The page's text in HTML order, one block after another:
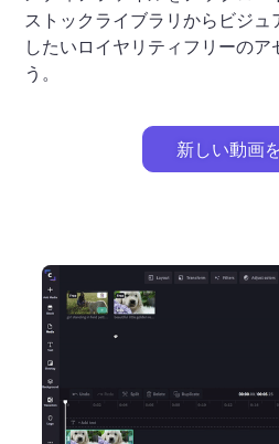
ストックライブラリからビジ
したいロイヤリティフリーのア
う。
新しい動画